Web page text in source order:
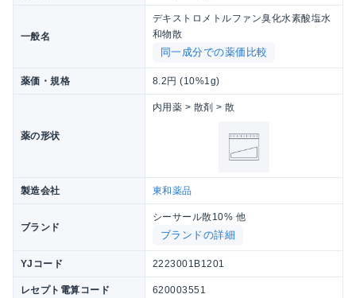
一般名
デキストロメトルファン臭化水素酸塩水
和物散
同一成分での薬価比較
薬価・規格 8.2円 (10%1g)
薬の形状
内用薬 > 散剤 > 散
製造会社 東和薬品
ブランド
シーサール散10% 他
ブランドの詳細
YJコード 2223001B1201
レセプト電算コード 620003551